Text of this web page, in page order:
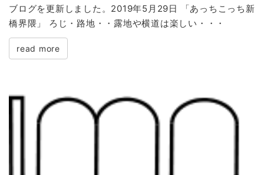
ブログを更新しました。2019年5月29日 「あっちこっち新
橋界隈」 ろじ・路地・・露地や横道は楽しい・・・
read more